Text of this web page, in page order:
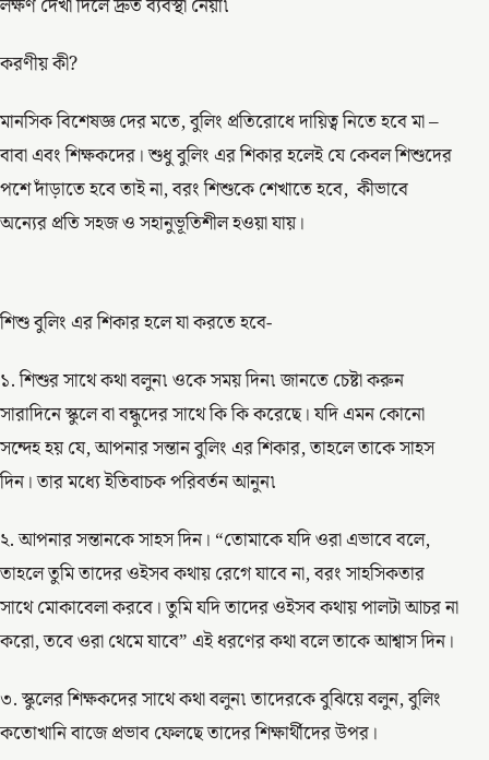
লক্ষণ দেখা দিলে দ্রুত ব্যবস্থা নেয়া৷
করণীয় কী?
মানসিক বিশেষজ্ঞ দের মতে, বুলিং প্রতিরোধে দায়িত্ব নিতে হবে মা –
বাবা এবং শিক্ষকদের। শুধু বুলিং এর শিকার হলেই যে কেবল শিশুদের
পশে দাঁড়াতে হবে তাই না, বরং শিশুকে শেখাতে হবে, কীভাবে
অন্যের প্রতি সহজ ও সহানুভূতিশীল হওয়া যায়।
শিশু বুলিং এর শিকার হলে যা করতে হবে-
১. শিশুর সাথে কথা বলুন৷ ওকে সময় দিন৷ জানতে চেষ্টা করুন
সারাদিনে স্কুলে বা বন্ধুদের সাথে কি কি করেছে। যদি এমন কোনো
সন্দেহ হয় যে, আপনার সন্তান বুলিং এর শিকার, তাহলে তাকে সাহস
দিন। তার মধ্যে ইতিবাচক পরিবর্তন আনুন৷
২. আপনার সন্তানকে সাহস দিন। “তোমাকে যদি ওরা এভাবে বলে,
তাহলে তুমি তাদের ওইসব কথায় রেগে যাবে না, বরং সাহসিকতার
সাথে মোকাবেলা করবে। তুমি যদি তাদের ওইসব কথায় পালটা আচর না
করো, তবে ওরা থেমে যাবে” এই ধরণের কথা বলে তাকে আশ্বাস দিন।
৩. স্কুলের শিক্ষকদের সাথে কথা বলুন৷ তাদেরকে বুঝিয়ে বলুন, বুলিং
কতোখানি বাজে প্রভাব ফেলছে তাদের শিক্ষার্থীদের উপর।